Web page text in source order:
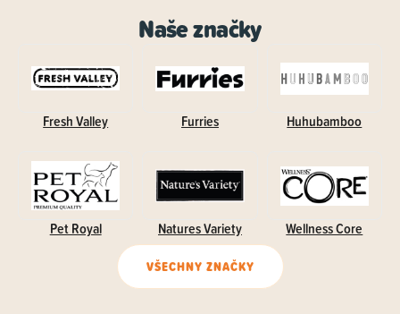
Naše značky
Fresh Valley Furries Huhubamboo
Pet Royal Natures Variety Wellness Core
VŠECHNY ZNAČKY